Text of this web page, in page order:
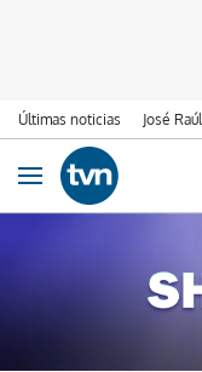
Últimas noticias José
Ir al contenido
Obrir navegació